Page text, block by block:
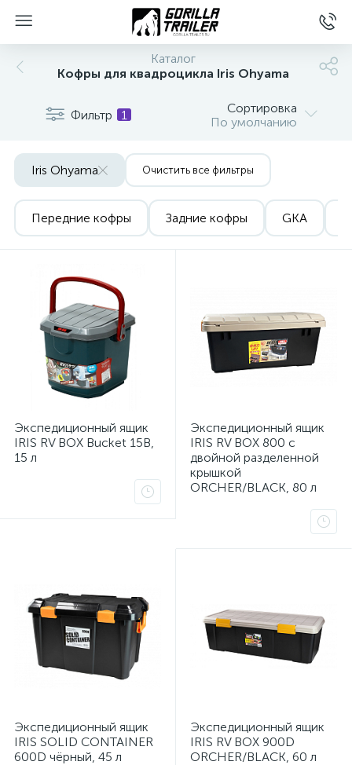
Каталог
Кофры для квадроцикла Iris Ohyama
Фильтр 1
Сортировка
По умолчанию
Iris Ohyama Очистить все фильтры
Передние кофры Задние кофры GKA
Экспедиционный ящик
IRIS RV BOX Bucket 15B,
15 л
Экспедиционный ящик
IRIS RV BOX 800 c
двойной разделенной
крышкой
ORCHER/BLACK, 80 л
Экспедиционный ящик
IRIS SOLID CONTAINER
600D чёрный, 45 л
Экспедиционный ящик
IRIS RV BOX 900D
ORCHER/BLACK, 60 л